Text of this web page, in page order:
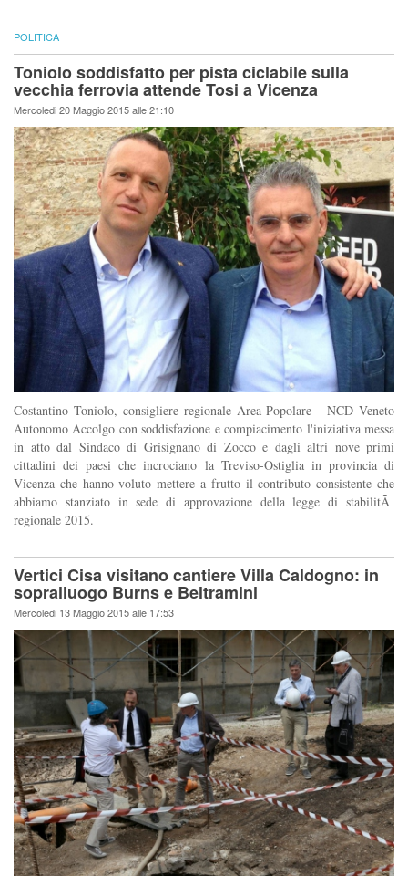
POLITICA
Toniolo soddisfatto per pista ciclabile sulla
vecchia ferrovia attende Tosi a Vicenza
Mercoledi 20 Maggio 2015 alle 21:10
Costantino Toniolo, consigliere regionale Area Popolare - NCD Veneto
Autonomo Accolgo con soddisfazione e compiacimento l'iniziativa messa
in atto dal Sindaco di Grisignano di Zocco e dagli altri nove primi
cittadini dei paesi che incrociano la Treviso-Ostiglia in provincia di
Vicenza che hanno voluto mettere a frutto il contributo consistente che
abbiamo stanziato in sede di approvazione della legge di stabilitÃ
regionale 2015.
Vertici Cisa visitano cantiere Villa Caldogno: in
sopralluogo Burns e Beltramini
Mercoledi 13 Maggio 2015 alle 17:53